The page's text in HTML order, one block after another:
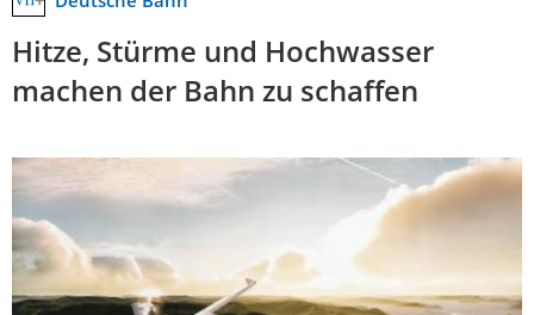
Hitze, Stürme und Hochwasser
machen der Bahn zu schaffen